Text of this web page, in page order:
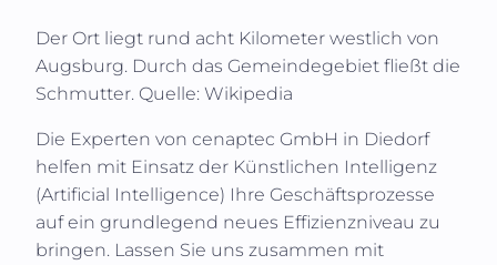
Der Ort liegt rund acht Kilometer westlich von
Augsburg. Durch das Gemeindegebiet fließt die
Schmutter. Quelle: Wikipedia
Die Experten von cenaptec GmbH in Diedorf
helfen mit Einsatz der Künstlichen Intelligenz
(Artificial Intelligence) Ihre Geschäftsprozesse
auf ein grundlegend neues Effizienzniveau zu
bringen. Lassen Sie uns zusammen mit